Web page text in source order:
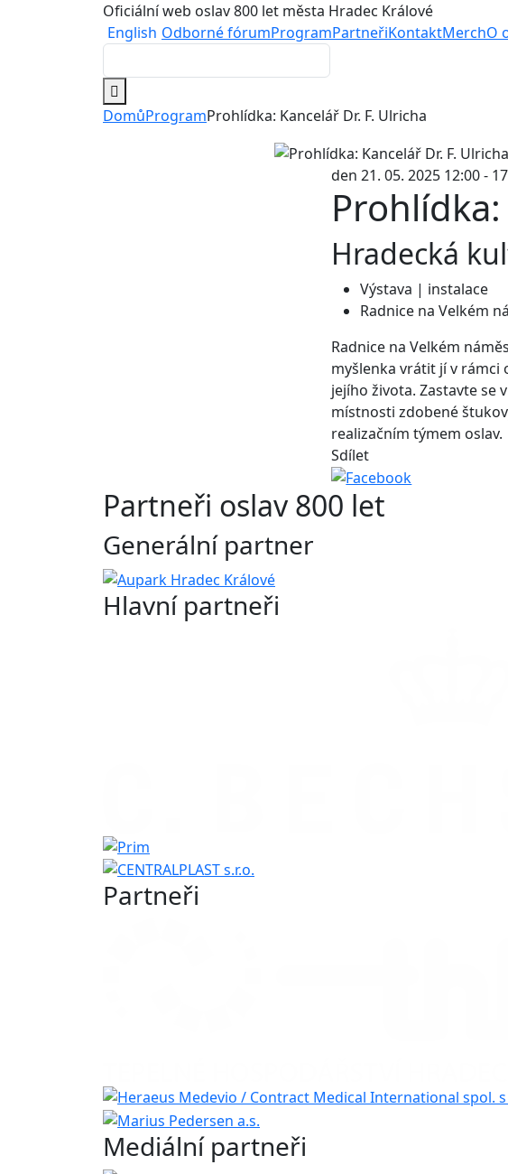
Oficiální web oslav 800 let města Hradec Králové
English Odborné fórumProgramPartneřiKontaktMerchO
DomůProgramProhlídka: Kancelář Dr. F. Ulricha
den 21. 05. 2025 12:00 -
Hradecká
Výstava | instalace
Radnice na Velkém
Radnice na Velkém
myšlenka vrátit jí v rámci
jejího života. Zastavte se
místnosti zdobené
realizačním týmem oslav.
Sdílet
Partneři oslav 800 let
Generální partner
Hlavní partneři
Partneři
Mediální partneři